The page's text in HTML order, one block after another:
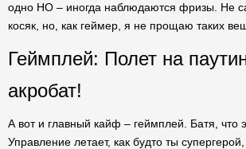
одно НО – иногда наблюдаются фризы. Не
косяк, но, как геймер, я не прощаю таких
Геймплей: Полет на
акробат!
А вот и главный кайф – геймплей. Батя, что
Управление летает, как будто ты